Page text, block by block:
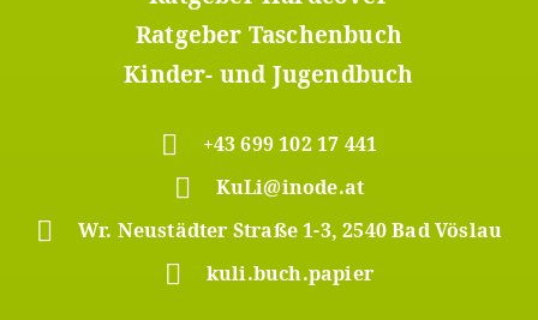
Ratgeber Taschenbuch
Kinder- und Jugendbuch
+43 699 102 17 441
KuLi@inode.at
Wr. Neustädter Straße 1-3, 2540 Bad Vöslau
kuli.buch.papier